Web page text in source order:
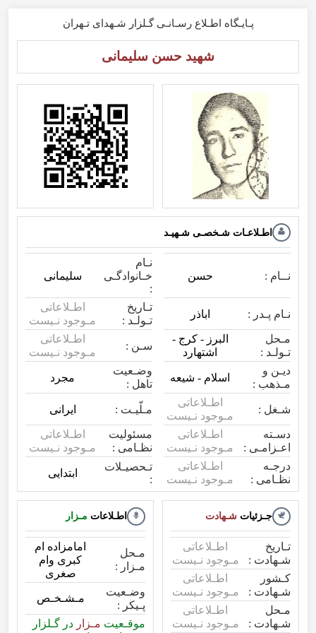
پـایـگاه اطـلاع رسـانـی گـلزار شـهدای تـهران
شهید حسن سلیمانی
اطـلاعـات شـخصـی شـهیـد
نــام : حسن
نـام
خـانوادگـی
:
سلیمانی
نـام پـدر : اباذر
تـاریخ
تـولـد :
اطـلاعاتی
مـوجود نـیست
مـحل
تـولـد :
البرز - کرج -
اشتهارد
سـن :
اطـلاعاتی
مـوجود نـیست
دیـن و
مـذهب :
اسلام - شیعه
وضـعیت
تاهل :
مجرد
شـغل :
اطـلاعاتی
مـوجود نـیست
مـلّیـت : ایرانی
دسـته
اعـزامـی :
اطـلاعاتی
مـوجود نـیست
مسئولیت
نظـامی :
اطـلاعاتی
مـوجود نـیست
درجـه
نظـامی :
اطـلاعاتی
مـوجود نـیست
تـحصیـلات
:
ابتدایی
جـزئیات شـهادت
تـاریخ
شـهادت :
اطـلاعاتی
مـوجود نـیست
کـشور
شـهادت :
اطـلاعاتی
مـوجود نـیست
مـحل
شـهادت :
اطـلاعاتی
مـوجود نـیست
اطـلاعات مـزار
مـحل
مـزار :
امامزاده ام
کبری وام
صغری
وضـعیت
پـیکر :
مـشـخـص
موقـعیت مـزار در گـلزار